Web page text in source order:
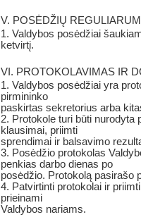
V. POSĖDŽIŲ
1. Valdybos posėdžiai
ketvirtį.
VI. PROTOKOLAVIMAS IR
1. Valdybos posėdžiai yra
pirmininko
paskirtas sekretorius arba
2. Protokole turi būti
klausimai, priimti
sprendimai ir balsavimo
3. Posėdžio protokolas
penkias darbo dienas po
posėdžio. Protokolą pasirašo
4. Patvirtinti protokolai ir
prieinami
Valdybos nariams.